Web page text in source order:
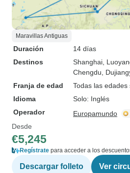
Maravillas Antiguas
Duración
14 días
Destinos
Shanghai ,
Chengdu ,
Franja de edad
Todas las
Idioma
Solo: Inglés
Operador
Europamundo
Desde
€5,245
Regístrate para acceder a los
Descargar folleto Ver